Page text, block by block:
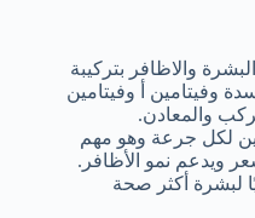
والاظافر بتركيبة
وفيتامين أ وفيتامين
والمعادن.
البيوتين لكل جرعة وهو مهم
ويدعم نمو الأظافر.
لبشرة أكثر صحة